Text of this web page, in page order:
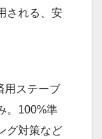
される、安
用ステーブ
。100%準
グ対策など